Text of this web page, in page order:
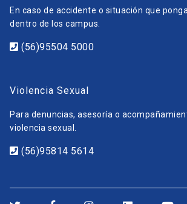
En caso de accidente o situación que
dentro de los campus.
(56)95504 5000
Violencia Sexual
Para denuncias, asesoría o
violencia sexual.
(56)95814 5614